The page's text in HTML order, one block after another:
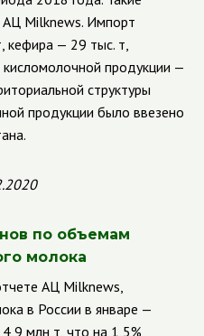
АЦ Milknews. Импорт
кефира — 29 тыс. т,
продукции —
структуры
продукции было ввезено
по объемам
молока
АЦ Milknews,
в России в январе —
млн т, что на 1,5%